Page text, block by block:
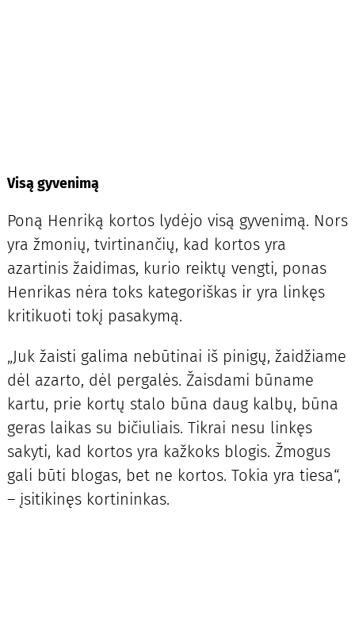
Visą gyvenimą
Poną Henriką kortos lydėjo visą gyvenimą. Nors
yra žmonių, tvirtinančių, kad kortos yra
azartinis žaidimas, kurio reiktų vengti, ponas
Henrikas nėra toks kategoriškas ir yra linkęs
kritikuoti tokį pasakymą.
„Juk žaisti galima nebūtinai iš pinigų, žaidžiame
dėl azarto, dėl pergalės. Žaisdami būname
kartu, prie kortų stalo būna daug kalbų, būna
geras laikas su bičiuliais. Tikrai nesu linkęs
sakyti, kad kortos yra kažkoks blogis. Žmogus
gali būti blogas, bet ne kortos. Tokia yra tiesa“,
– įsitikinęs kortininkas.